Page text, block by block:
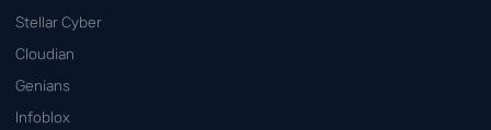
Stellar Cyber
Cloudian
Genians
Infoblox